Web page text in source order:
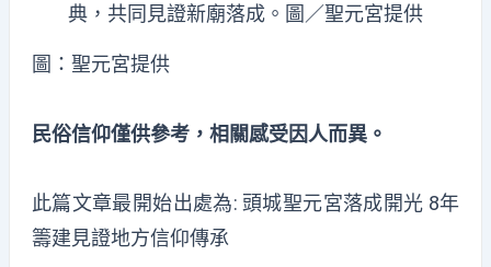
典，共同見證新廟落成。圖／聖元宮提供
圖：聖元宮提供
民俗信仰僅供參考，相關感受因人而異。
此篇文章最開始出處為: 頭城聖元宮落成開光 8年
籌建見證地方信仰傳承